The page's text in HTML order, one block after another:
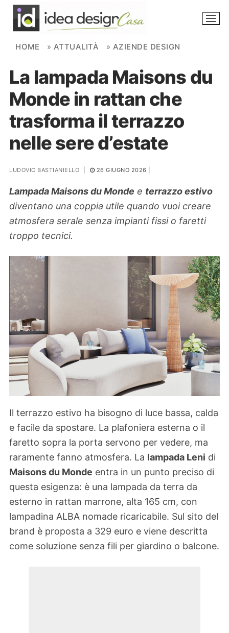
Skip to content
NOVITÀ
AMBIENTI
FAI DA TE
PIANTE
Ortaggio
HOME » ATTUALITÀ » AZIENDE DESIGN
La lampada Maisons du
Monde in rattan che
trasforma il terrazzo
nelle sere d’estate
LUDOVIC BASTIANIELLO 26 GIUGNO 2026
Lampada Maisons du Monde e terrazzo estivo
diventano una coppia utile quando vuoi creare
atmosfera serale senza impianti fissi o faretti
troppo tecnici.
Il terrazzo estivo ha bisogno di luce bassa, calda
e facile da spostare. La plafoniera esterna o il
faretto sopra la porta servono per vedere, ma
raramente fanno atmosfera. La lampada Leni di
Maisons du Monde entra in un punto preciso di
questa esigenza: è una lampada da terra da
esterno in rattan marrone, alta 165 cm, con
lampadina ALBA nomade ricaricabile. Sul sito del
brand è proposta a 329 euro e viene descritta
come soluzione senza fili per giardino o balcone.